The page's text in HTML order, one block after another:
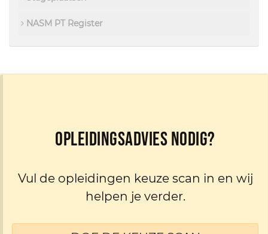
NASM PT Register
Opleidingsadvies nodig?
Vul de opleidingen keuze scan in en wij
helpen je verder.